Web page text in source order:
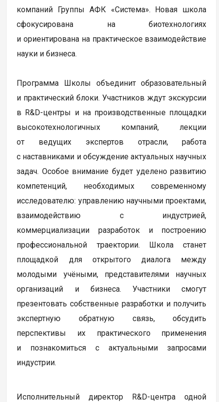
компаний Группы АФК «Система». Новая школа
сфокусирована на биотехнологиях
и ориентирована на практическое взаимодействие
науки и бизнеса.
Программа Школы объединит образовательный
и практический блоки. Участников ждут экскурсии
в R&D-центры и на производственные площадки
высокотехнологичных компаний, лекции
от ведущих экспертов отрасли, работа
с наставниками и обсуждение актуальных научных
задач. Особое внимание будет уделено развитию
компетенций, необходимых современному
исследователю: управлению научными проектами,
взаимодействию с индустрией,
коммерциализации разработок и построению
профессиональной траектории. Школа станет
площадкой для открытого диалога между
молодыми учёными, представителями научных
организаций и бизнеса. Участники смогут
презентовать собственные разработки и получить
экспертную обратную связь, обсудить
перспективы их практического применения
и познакомиться с актуальными запросами
индустрии.
Исполнительный директор R&D-центра одной